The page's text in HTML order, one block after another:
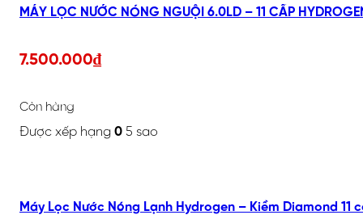
7.500.000₫
Còn hàng
Được xếp hạng 0 5 sao
Máy Lọc Nước Nóng Lạnh Hydrogen – Kiềm Diamond 11